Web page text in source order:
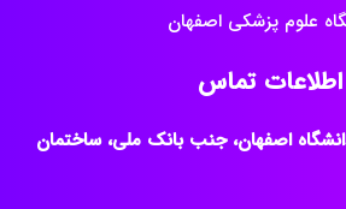
اطلاعات تماس
اصفهان، جنب بانک ملی، ساختمان